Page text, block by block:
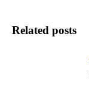
Related posts